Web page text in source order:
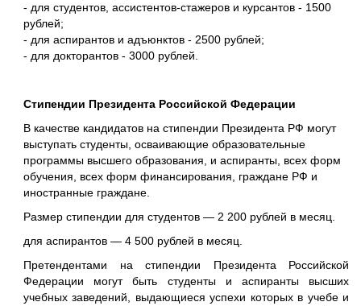
- для студентов, ассистентов-стажеров и курсантов - 1500
рублей;
- для аспирантов и адъюнктов - 2500 рублей;
- для докторантов - 3000 рублей.
Стипендии Президента Российской Федерации
В качестве кандидатов на стипендии Президента РФ могут
выступать студенты, осваивающие образовательные
программы высшего образования, и аспиранты, всех форм
обучения, всех форм финансирования, граждане РФ и
иностранные граждане.
Размер стипендии для студентов — 2 200 рублей в месяц.
для аспирантов — 4 500 рублей в месяц.
Претендентами на стипендии Президента Российской
Федерации могут быть студенты и аспиранты высших
учебных заведений, выдающиеся успехи которых в учебе и